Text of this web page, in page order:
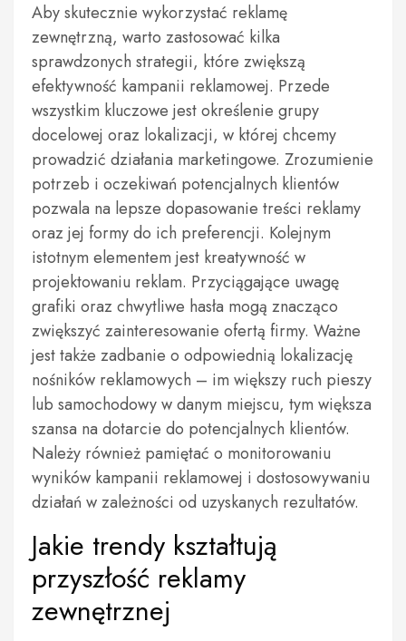
Aby skutecznie wykorzystać reklamę
zewnętrzną, warto zastosować kilka
sprawdzonych strategii, które zwiększą
efektywność kampanii reklamowej. Przede
wszystkim kluczowe jest określenie grupy
docelowej oraz lokalizacji, w której chcemy
prowadzić działania marketingowe. Zrozumienie
potrzeb i oczekiwań potencjalnych klientów
pozwala na lepsze dopasowanie treści reklamy
oraz jej formy do ich preferencji. Kolejnym
istotnym elementem jest kreatywność w
projektowaniu reklam. Przyciągające uwagę
grafiki oraz chwytliwe hasła mogą znacząco
zwiększyć zainteresowanie ofertą firmy. Ważne
jest także zadbanie o odpowiednią lokalizację
nośników reklamowych – im większy ruch pieszy
lub samochodowy w danym miejscu, tym większa
szansa na dotarcie do potencjalnych klientów.
Należy również pamiętać o monitorowaniu
wyników kampanii reklamowej i dostosowywaniu
działań w zależności od uzyskanych rezultatów.
Jakie trendy kształtują
przyszłość reklamy
zewnętrznej